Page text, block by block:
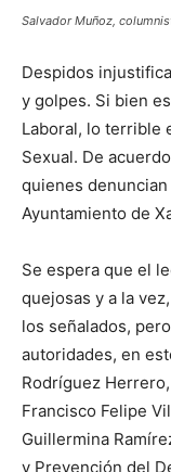
Salvador Muñoz,
Despidos
y golpes. Si bien
Laboral, lo terrible
Sexual. De
quienes
Ayuntamiento de
Se espera que el
quejosas y a la
los señalados,
autoridades, en
Rodríguez
Francisco Felipe
Guillermina
y Prevención del